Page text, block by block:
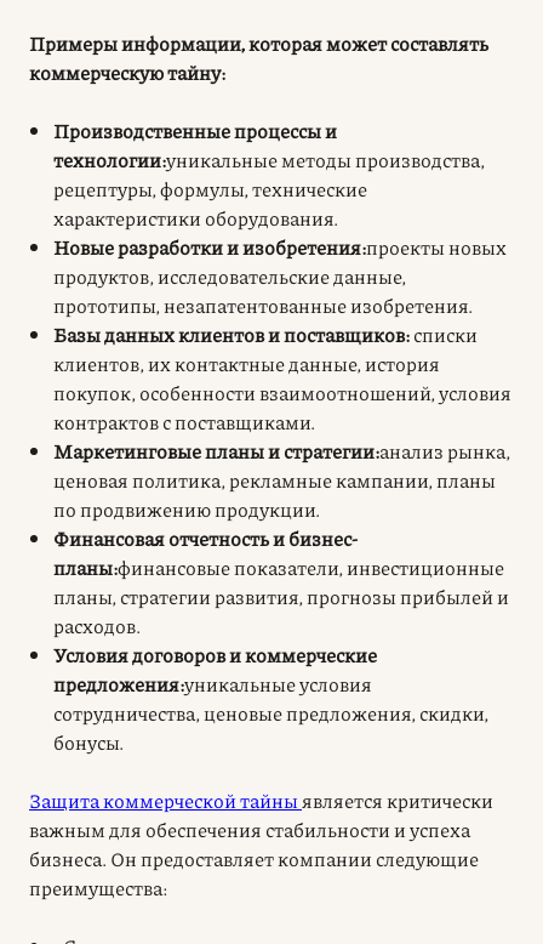
Примеры информации, которая может составлять
коммерческую тайну:
Производственные процессы и
технологии:уникальные методы производства,
рецептуры, формулы, технические
характеристики оборудования.
Новые разработки и изобретения:проекты новых
продуктов, исследовательские данные,
прототипы, незапатентованные изобретения.
Базы данных клиентов и поставщиков:списки
клиентов, их контактные данные, история
покупок, особенности взаимоотношений, условия
контрактов с поставщиками.
Маркетинговые планы и стратегии:анализ рынка,
ценовая политика, рекламные кампании, планы
по продвижению продукции.
Финансовая отчетность и бизнес-
планы:финансовые показатели, инвестиционные
планы, стратегии развития, прогнозы прибылей и
расходов.
Условия договоров и коммерческие
предложения:уникальные условия
сотрудничества, ценовые предложения, скидки,
бонусы.
Защита коммерческой тайны является критически
важным для обеспечения стабильности и успеха
бизнеса. Он предоставляет компании следующие
преимущества: